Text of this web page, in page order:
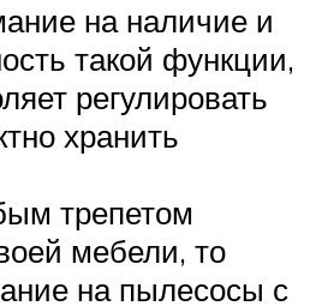
на наличие и
такой функции,
регулировать
хранить
трепетом
мебели, то
на пылесосы с